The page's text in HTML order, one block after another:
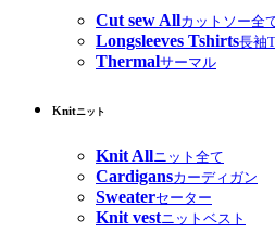
Cut sew Allカットソー全
Longsleeves Tshirts長袖
Thermalサーマル
Knitニット
Knit Allニット全て
Cardigansカーディガン
Sweaterセーター
Knit vestニットベスト